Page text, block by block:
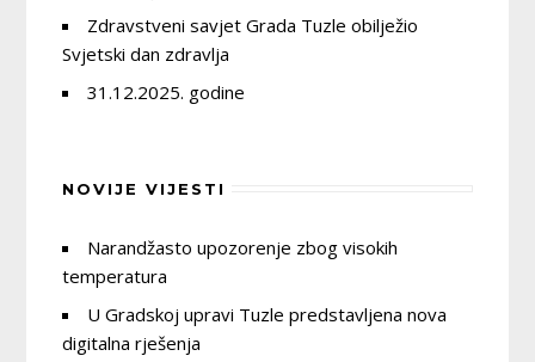
Zdravstveni savjet Grada Tuzle obilježio
Svjetski dan zdravlja
31.12.2025. godine
NOVIJE VIJESTI
Narandžasto upozorenje zbog visokih
temperatura
U Gradskoj upravi Tuzle predstavljena nova
digitalna rješenja